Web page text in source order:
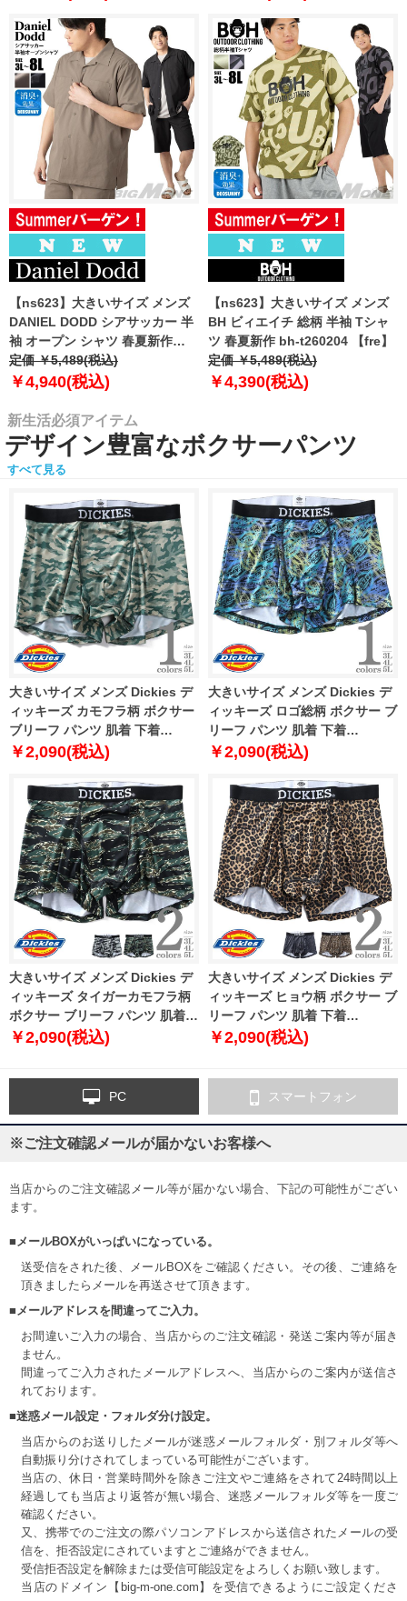
【ns623】大きいサイズ メンズ
DANIEL DODD シアサッカー 半
袖 オープン シャツ 春夏新作
azsh-260213 【fre】
定価 ￥5,489(税込)
￥4,940(税込)
【ns623】大きいサイズ メンズ
BH ビィエイチ 総柄 半袖 Tシャ
ツ 春夏新作 bh-t260204 【fre】
定価 ￥5,489(税込)
￥4,390(税込)
新生活必須アイテム
デザイン豊富なボクサーパンツ
すべて見る
大きいサイズ メンズ Dickies デ
ィッキーズ カモフラ柄 ボクサー
ブリーフ パンツ 肌着 下着
80212600
￥2,090(税込)
大きいサイズ メンズ Dickies デ
ィッキーズ ロゴ総柄 ボクサー ブ
リーフ パンツ 肌着 下着
80212700
￥2,090(税込)
大きいサイズ メンズ Dickies デ
ィッキーズ タイガーカモフラ柄
ボクサー ブリーフ パンツ 肌着
下着 80533100
￥2,090(税込)
大きいサイズ メンズ Dickies デ
ィッキーズ ヒョウ柄 ボクサー ブ
リーフ パンツ 肌着 下着
80533200
￥2,090(税込)
PC スマートフォン
※ご注文確認メールが届かないお客様へ
当店からのご注文確認メール等が届かない場合、下記の可能性がござい
ます。
■メールBOXがいっぱいになっている。
送受信をされた後、メールBOXをご確認ください。その後、ご連絡を
頂きましたらメールを再送させて頂きます。
■メールアドレスを間違ってご入力。
お間違いご入力の場合、当店からのご注文確認・発送ご案内等が届き
ません。
間違ってご入力されたメールアドレスへ、当店からのご案内が送信さ
れております。
■迷惑メール設定・フォルダ分け設定。
当店からのお送りしたメールが迷惑メールフォルダ・別フォルダ等へ
自動振り分けされてしまっている可能性がございます。
当店の、休日・営業時間外を除きご注文やご連絡をされて24時間以上
経過しても当店より返答が無い場合、迷惑メールフォルダ等を一度ご
確認ください。
又、携帯でのご注文の際パソコンアドレスから送信されたメールの受
信を、拒否設定にされていますとご連絡ができません。
受信拒否設定を解除または受信可能設定をよろしくお願い致します。
当店のドメイン【big-m-one.com】を受信できるようにご設定くださ